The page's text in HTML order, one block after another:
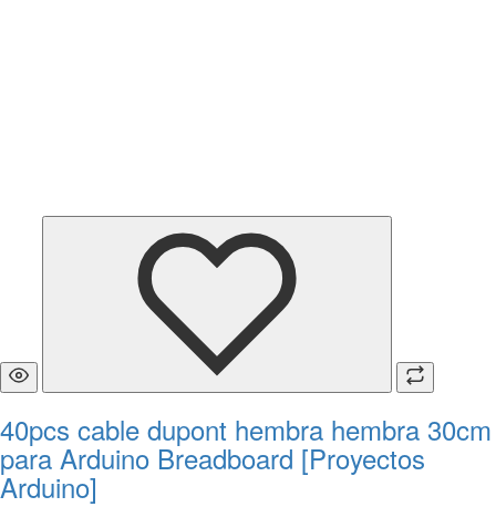
40pcs cable dupont hembra hembra 30cm
para Arduino Breadboard [Proyectos
Arduino]